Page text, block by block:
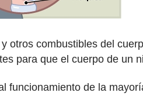
otros combustibles del
para que el cuerpo de un
funcionamiento de la